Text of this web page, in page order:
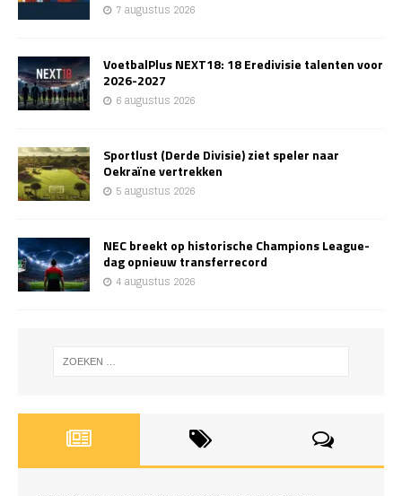
7 augustus 2026
VoetbalPlus NEXT18: 18 Eredivisie talenten voor
2026-2027
6 augustus 2026
Sportlust (Derde Divisie) ziet speler naar
Oekraïne vertrekken
5 augustus 2026
NEC breekt op historische Champions League-
dag opnieuw transferrecord
4 augustus 2026